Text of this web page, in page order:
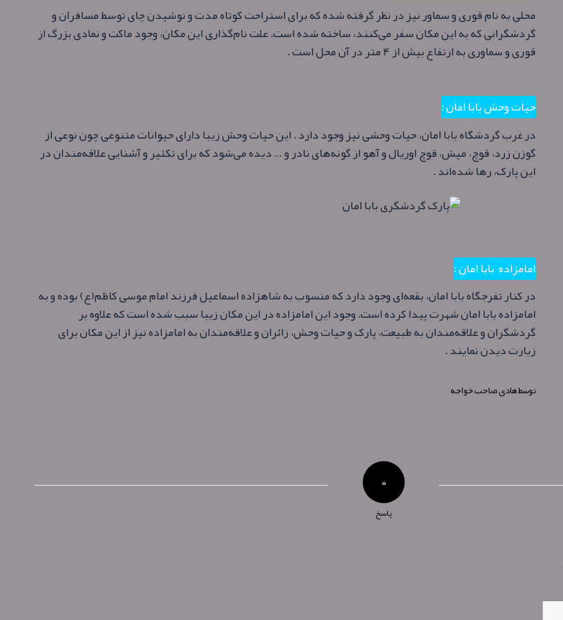
محلی به نام قوری و سماور نیز در نظر گرفته شده که برای استراحت کوتاه مدت و نوشیدن چای توسط مسافران و
گردشگرانی که به این مکان سفر می‌کنند، ساخته شده است. علت نام‌گذاری این مکان، وجود ماکت و نمادی بزرگ از
قوری و سماوری به ارتفاع بیش از ۴ متر در آن محل است .
حیات وحش بابا امان :
در غرب گردشگاه بابا امان، حیات وحشی نیز وجود دارد . این حیات وحش زیبا دارای حیوانات متنوعی چون نوعی از
گوزن زرد، قوچ، میش، قوچ اوریال و آهو از گونه‌های نادر و … دیده می‌شود که برای تکثیر و آشنایی علاقه‌مندان در
این پارک، رها شده‌اند .
امامزاده بابا امان :
در کنار تفرجگاه بابا امان، بقعه‌ای وجود دارد که منسوب به شاهزاده اسماعیل فرزند امام موسی کاظم(ع) بوده و به
امامزاده بابا امان شهرت پیدا کرده است. وجود این امامزاده در این مکان زیبا سبب شده است که علاوه بر
گردشگران و علاقه‌مندان به طبیعت، پارک و حیات وحش، زائران و علاقه‌مندان به امامزاده نیز از این مکان برای
زیارت دیدن نمایند .
توسطهادی صاحب خواجه
۰
پاسخ